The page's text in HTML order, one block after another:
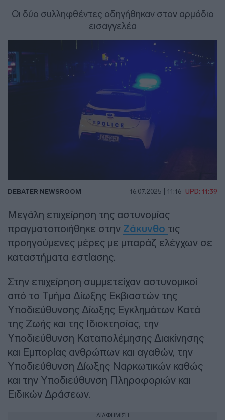
Οι δύο συλληφθέντες οδηγήθηκαν στον αρμόδιο
εισαγγελέα
DEBATER NEWSROOM 16.07.2025 | 11:16 UPD: 11:39
Μεγάλη επιχείρηση της αστυνομίας
πραγματοποιήθηκε στην Ζάκυνθο τις
προηγούμενες μέρες με μπαράζ ελέγχων σε
καταστήματα εστίασης.
Στην επιχείρηση συμμετείχαν αστυνομικοί
από το Τμήμα Δίωξης Εκβιαστών της
Υποδιεύθυνσης Δίωξης Εγκλημάτων Κατά
της Ζωής και της Ιδιοκτησίας, την
Υποδιεύθυνση Καταπολέμησης Διακίνησης
και Εμπορίας ανθρώπων και αγαθών, την
Υποδιεύθυνση Δίωξης Ναρκωτικών καθώς
και την Υποδιεύθυνση Πληροφοριών και
Ειδικών Δράσεων.
ΔΙΑΦΗΜΙΣΗ